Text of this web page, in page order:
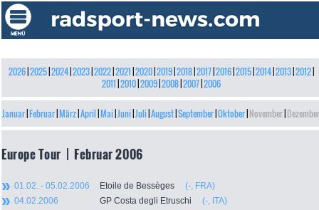
2026| 2025| 2024| 2023| 2022| 2021 2020| 2019| 2018| 2017| 2016| 2015| 2014| 2013| 2012|
2011 2010| 2009| 2008| 2007| 2006
Januar Februar März April Mai Juni Juli August September Oktober November Dezember
Europe Tour | Februar 2006
01.02. - 05.02.2006 Etoile de Bessèges (-, FRA)
04.02.2006
GP Costa degli Etruschi (-, ITA)